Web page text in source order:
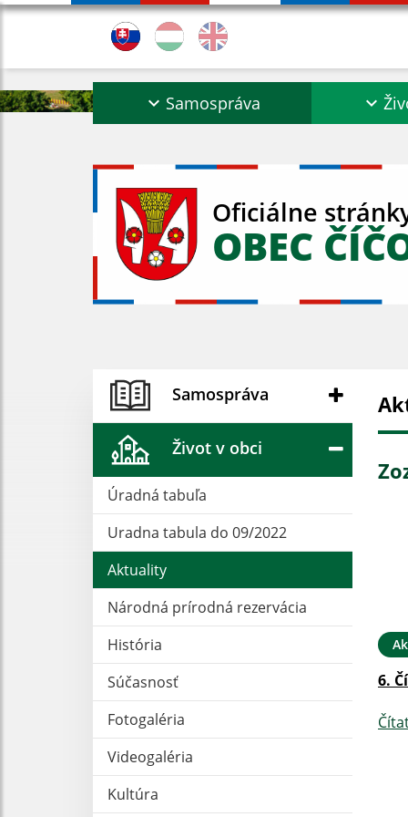
Samospráva
Oficiálne
OBEC
Samospráva
Život v obci
Úradná tabuľa
Uradna tabula do 09/2022
Aktuality
Národná prírodná rezervácia
História
Súčasnosť
Fotogaléria
Videogaléria
Kultúra
6.